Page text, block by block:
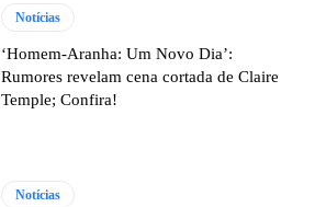
Notícias
‘Homem-Aranha: Um Novo Dia’:
Rumores revelam cena cortada de Claire
Temple; Confira!
Notícias